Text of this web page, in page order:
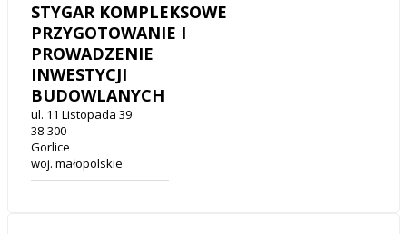
STYGAR KOMPLEKSOWE
PRZYGOTOWANIE I
PROWADZENIE
INWESTYCJI
BUDOWLANYCH
ul. 11 Listopada 39
38-300
Gorlice
woj. małopolskie